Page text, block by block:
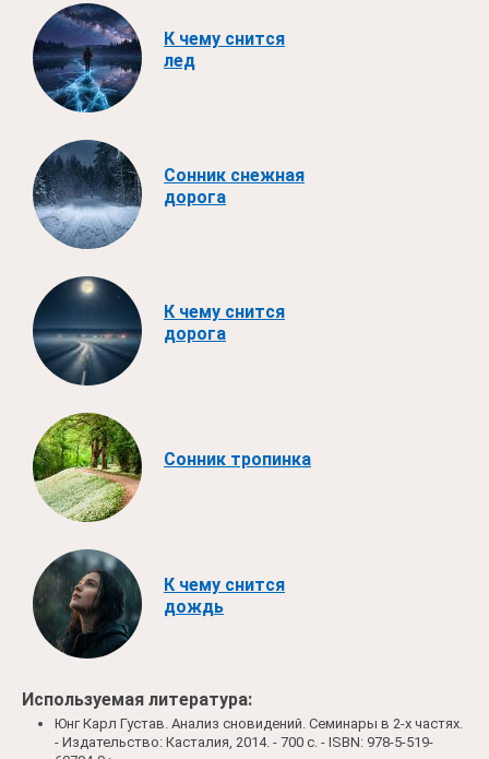
К чему снится
лед
Сонник снежная
дорога
К чему снится
дорога
Сонник тропинка
К чему снится
дождь
Используемая литература:
Юнг Карл Густав. Анализ сновидений. Семинары в 2-х частях.
- Издательство: Касталия, 2014. - 700 c. - ISBN: 978-5-519-